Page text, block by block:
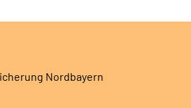
Nordbayern